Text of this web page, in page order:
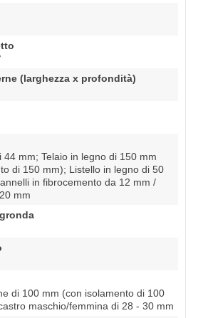
(larghezza x profondità)
44 mm; Telaio in legno di 150 mm
di 150 mm); Listello in legno di 50
in fibrocemento da 12 mm /
mm
di 100 mm (con isolamento di 100
maschio/femmina di 28 - 30 mm